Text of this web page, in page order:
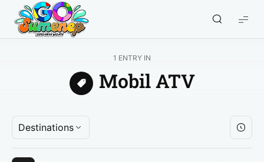
GO
Sumenep
1 ENTRY IN
Mobil ATV
Destinations